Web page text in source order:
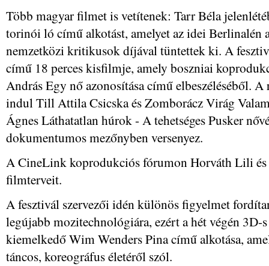
Több magyar filmet is vetítenek: Tarr Béla
torinói ló című alkotást, amelyet az idei Berlinalén
nemzetközi kritikusok díjával tüntettek ki. A
című 18 perces kisfilmje, amely boszniai
András Egy nő azonosítása című elbeszéléséből.
indul Till Attila Csicska és Zomborácz Virág
Ágnes Láthatatlan húrok - A tehetséges Pusker
dokumentumos mezőnyben versenyez.
A CineLink koprodukciós fórumon Horváth Lili
filmterveit.
A fesztivál szervezői idén különös figyelmet
legújabb mozitechnológiára, ezért a hét végén
kiemelkedő Wim Wenders Pina című alkotása,
táncos, koreográfus életéről szól.